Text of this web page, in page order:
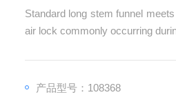
Standard long stem funnel
air lock commonly occurring
产品型号：108368